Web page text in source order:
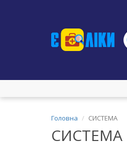
Головна СИСТЕМА
СИСТЕМА